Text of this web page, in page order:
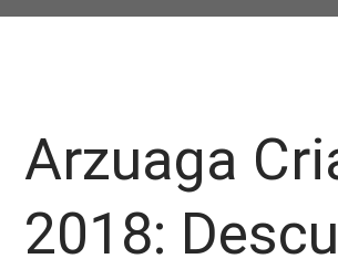
Arzuaga
2018: